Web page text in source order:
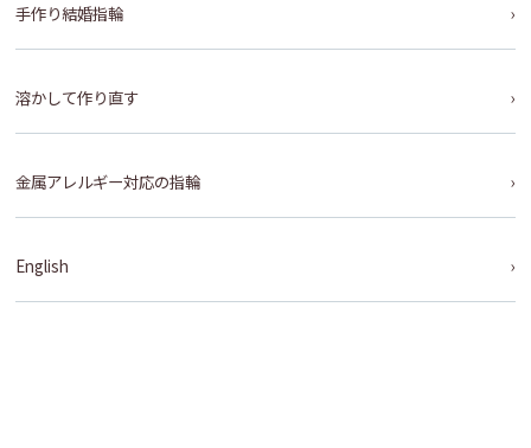
手作り結婚指輪
溶かして作り直す
金属アレルギー対応の指輪
English